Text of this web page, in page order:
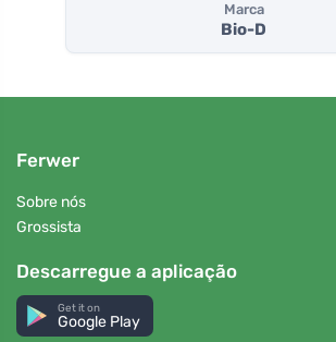
Marca
Bio-D
Ferwer
Sobre nós
Grossista
Descarregue a aplicação
Get it on
Google Play